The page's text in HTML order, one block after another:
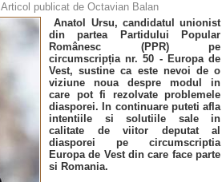
publicat de Octavian Balan
Anatol Ursu, candidatul unionist
din partea Partidului Popular
Românesc (PPR) pe
circumscripția nr. 50 - Europa de
Vest, sustine ca este nevoi de o
viziune noua despre modul in
care pot fi rezolvate problemele
diasporei. In continuare puteti afla
intentiile si solutiile sale in
calitate de viitor deputat al
diasporei pe circumscriptia
Europa de Vest din care face parte
si Romania.